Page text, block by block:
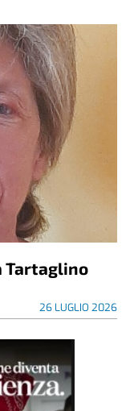
Tartaglino
26 LUGLIO 2026